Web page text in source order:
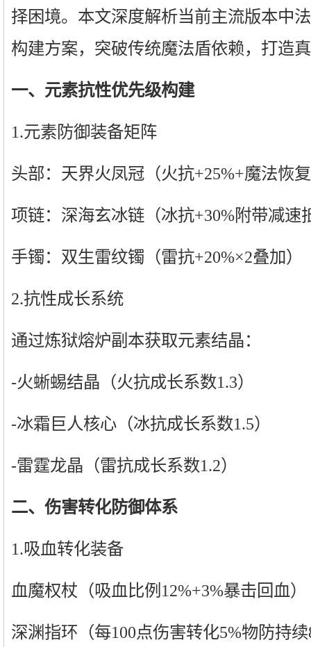
择困境。本文深度解析当前主流版本中
构建方案，突破传统魔法盾依赖，打造
一、元素抗性优先级构建
1.元素防御装备矩阵
头部：天界火凤冠（火抗+25%+魔法恢
项链：深海玄冰链（冰抗+30%附带减速
手镯：双生雷纹镯（雷抗+20%×2叠加）
2.抗性成长系统
通过炼狱熔炉副本获取元素结晶：
-火蜥蜴结晶（火抗成长系数1.3）
-冰霜巨人核心（冰抗成长系数1.5）
-雷霆龙晶（雷抗成长系数1.2）
二、伤害转化防御体系
1.吸血转化装备
血魔权杖（吸血比例12%+3%暴击回血）
深渊指环（每100点伤害转化5%物防持